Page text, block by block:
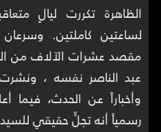
الظاهرة تكررت ليالٍ
لساعتين كاملتين.
مقصد عشرات الآلاف من
عبد الناصر نفسه ،
وأخباراً عن الحدث، فيما
رسمياً أنه تجلٍّ حقيقي